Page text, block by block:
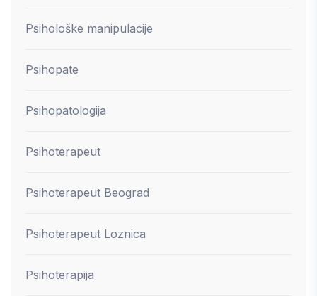
Psihološke manipulacije
Psihopate
Psihopatologija
Psihoterapeut
Psihoterapeut Beograd
Psihoterapeut Loznica
Psihoterapija